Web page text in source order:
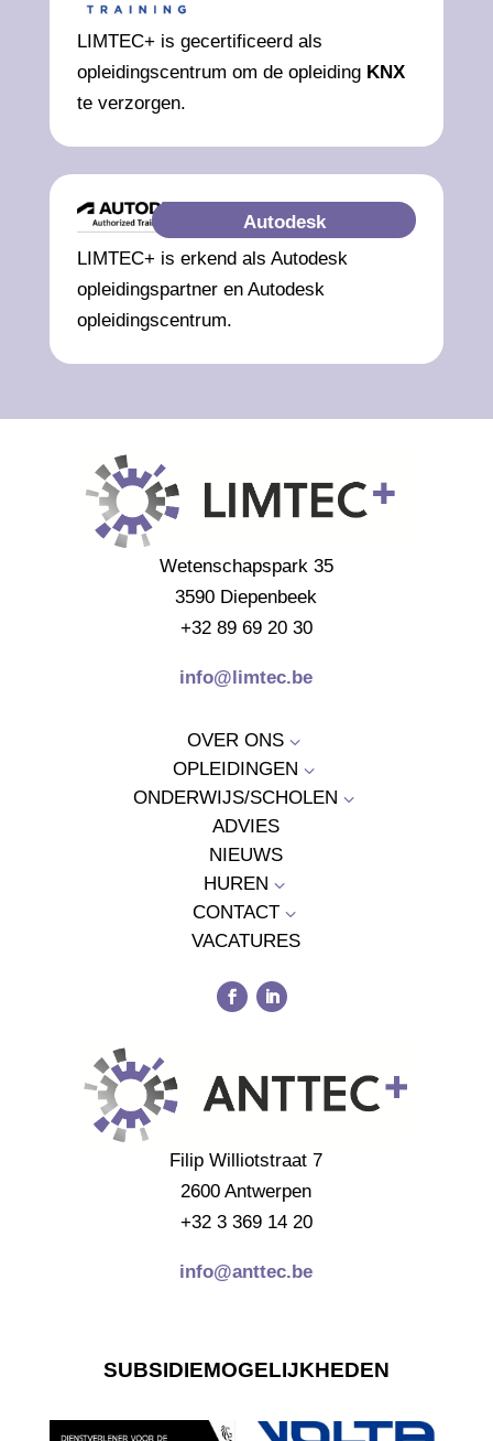
LIMTEC+ is gecertificeerd als
opleidingscentrum om de opleiding KNX
te verzorgen.
Autodesk
LIMTEC+ is erkend als Autodesk
opleidingspartner en Autodesk
opleidingscentrum.
Wetenschapspark 35
3590 Diepenbeek
+32 89 69 20 30
info@limtec.be
OVER ONS 3
OPLEIDINGEN 3
ONDERWIJS/SCHOLEN 3
ADVIES
NIEUWS
HUREN 3
CONTACT3
VACATURES
Filip Williotstraat 7
2600 Antwerpen
+32 3 369 14 20
info@anttec.be
SUBSIDIEMOGELIJKHEDEN